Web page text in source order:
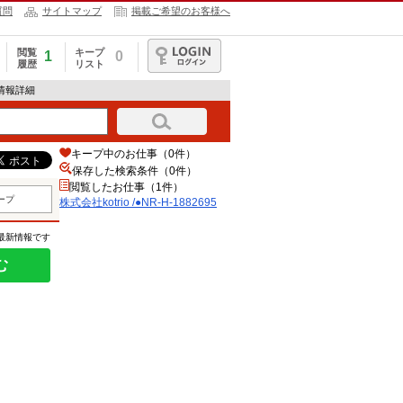
問 サイトマップ 掲載ご希望のお客様へ
閲覧
履歴
1
キープ
リスト
0
ログイン
報詳細
プ
新情報です
キープ中のお仕事（0件）
保存した検索条件（0件）
閲覧したお仕事（1件）
株式会社kotrio /●NR-H-1882695